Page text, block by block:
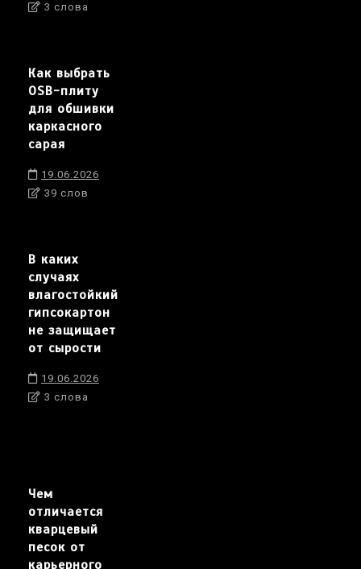
3 слова
Как выбрать
OSB-плиту
для обшивки
каркасного
сарая
19.06.2026
39 слов
В каких
случаях
влагостойкий
гипсокартон
не защищает
от сырости
19.06.2026
3 слова
Чем
отличается
кварцевый
песок от
карьерного